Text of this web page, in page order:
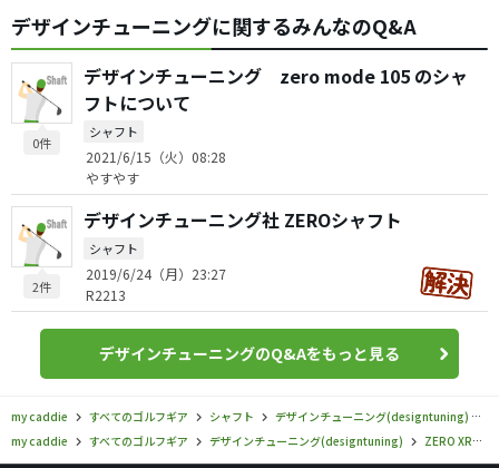
デザインチューニングに関するみんなのQ&A
0件
デザインチューニング zero mode 105 のシャ
フトについて
シャフト
2021/6/15（火）08:28
やすやす
2件
デザインチューニング社 ZEROシャフト
シャフト
2019/6/24（月）23:27
R2213
デザインチューニングのQ&Aをもっと見る
my caddie すべてのゴルフギア シャフト デザインチューニング(designtuning)
my caddie
すべてのゴルフギア デザインチューニング(designtuning) ZERO XROSS